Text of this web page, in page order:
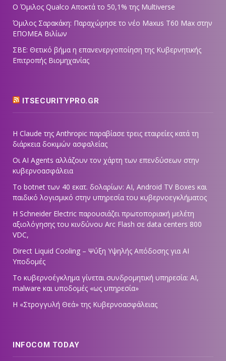
Ο Όμιλος Qualco Αποκτά το 50,1% της Multiverse
Όμιλος Σαρακάκη: Παραχώρησε το νέο Maxus T60 Max στην
ΕΠΟΜΕΑ Βιλίων
ΣΒΕ: Θετικό βήμα η επανενεργοποίηση της Κυβερνητικής
Επιτροπής Βιομηχανίας
ITSECURITYPRO.GR
Η Claude της Anthropic παραβίασε τρεις εταιρείες κατά τη
διάρκεια δοκιμών ασφαλείας
Οι AI Agents αλλάζουν τον χάρτη των επενδύσεων στην
κυβερνοασφάλεια
Το botnet των 40 εκατ. δολαρίων: AI, Android TV Boxes και
παιδικό λογισμικό στην υπηρεσία του κυβερνοεγκλήματος
Η Schneider Electric παρουσιάζει πρωτοποριακή μελέτη
αξιολόγησης του κινδύνου Arc Flash σε data centers 800
VDC,
Direct Liquid Cooling – Ψύξη Υψηλής Απόδοσης για AI
Υποδομές
Το κυβερνοέγκλημα γίνεται συνδρομητική υπηρεσία: AI,
malware και υποδομές «ως υπηρεσία»
Η «Στρογγυλή Θεά» της Κυβερνοασφάλειας
INFOCOM TODAY